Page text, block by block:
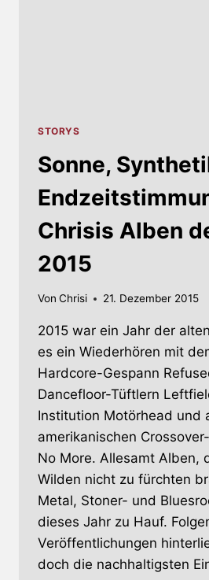
STORYS
Sonne,
Chrisis Alben
2015
Von Chrisi 21. Dezember 2015
2015 war ein Jahr der
es ein Wiederhören mit
Hardcore-Gespann
Dancefloor-Tüftlern
Institution Motörhead und
amerikanischen
No More. Allesamt Alben,
Wilden nicht zu fürchten
Metal, Stoner- und
dieses Jahr zu Hauf.
Veröffentlichungen
doch die nachhaltigsten